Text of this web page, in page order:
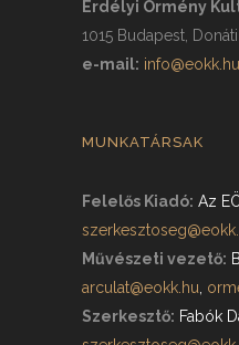
Erdélyi Örmény
1015 Budapest,
e-mail: info@eokk.hu
MUNKATÁRSAK
Felelős Kiadó: Az
Művészeti vezető:
arculat@eokk.hu
Szerkesztő: Fabók